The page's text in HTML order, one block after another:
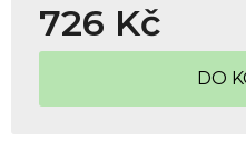
726 Kč
Měrná cena:
DO